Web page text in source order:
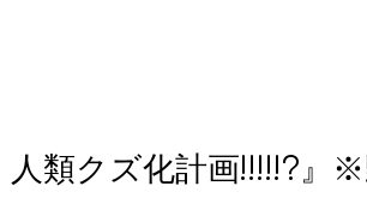
人類クズ化計画!!!!!?』